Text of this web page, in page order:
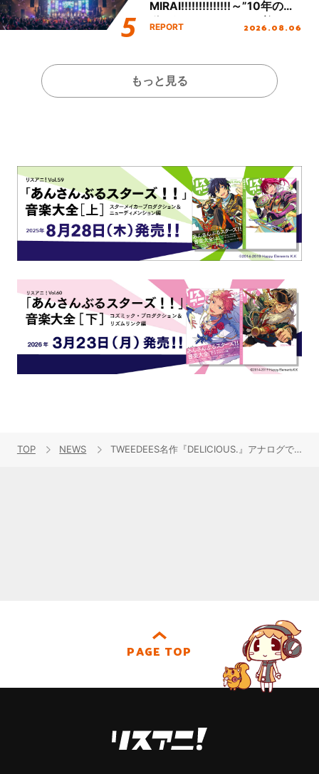
MIRAI!!!!!!!!!!!!!!～”10年の活
動を経てファイナルを迎える
REPORT 2026.08.06
もっと見る
TOP NEWS TWEEDEES名作『DELICIOUS.』アナログで発売決定！
PAGE TOP